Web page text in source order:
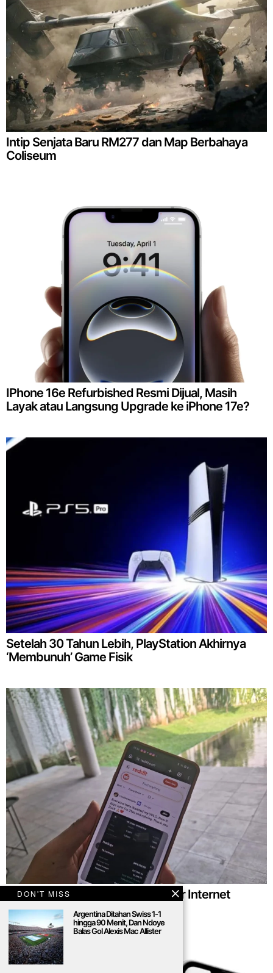
Intip Senjata Baru RM277 dan Map Berbahaya
Coliseum
IPhone 16e Refurbished Resmi Dijual, Masih
Layak atau Langsung Upgrade ke iPhone 17e?
Setelah 30 Tahun Lebih, PlayStation Akhirnya
‘Membunuh’ Game Fisik
Reddit Mendadak Lolos dari Blokir Internet
Indonesia, Ini Faktanya
DON'T MISS
Argentina Ditahan Swiss 1-1
hingga 90 Menit, Dan Ndoye
Balas Gol Alexis Mac Allister